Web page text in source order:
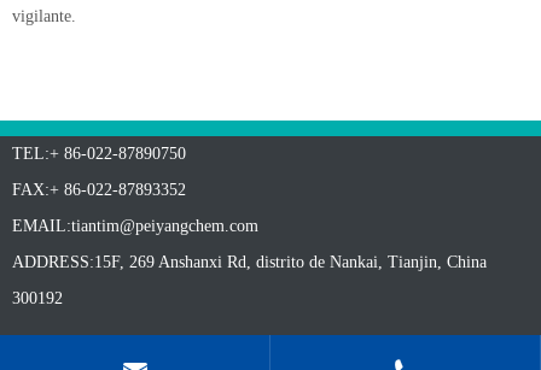
vigilante.
TEL:+ 86-022-87890750
FAX:+ 86-022-87893352
EMAIL:tiantim@peiyangchem.com
ADDRESS:15F, 269 Anshanxi Rd, distrito de Nankai, Tianjin, China
300192